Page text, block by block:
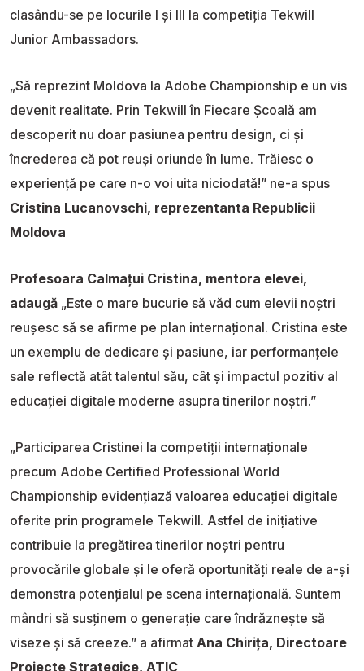
clasându-se pe locurile I și III la competiția Tekwill
Junior Ambassadors.
„Să reprezint Moldova la Adobe Championship e un vis
devenit realitate. Prin Tekwill în Fiecare Școală am
descoperit nu doar pasiunea pentru design, ci și
încrederea că pot reuși oriunde în lume. Trăiesc o
experiență pe care n-o voi uita niciodată!” ne-a spus
Cristina Lucanovschi, reprezentanta Republicii
Moldova
Profesoara Calmațui Cristina, mentora elevei,
adaugă „Este o mare bucurie să văd cum elevii noștri
reușesc să se afirme pe plan internațional. Cristina este
un exemplu de dedicare și pasiune, iar performanțele
sale reflectă atât talentul său, cât și impactul pozitiv al
educației digitale moderne asupra tinerilor noștri.”
„Participarea Cristinei la competiții internaționale
precum Adobe Certified Professional World
Championship evidențiază valoarea educației digitale
oferite prin programele Tekwill. Astfel de inițiative
contribuie la pregătirea tinerilor noștri pentru
provocările globale și le oferă oportunități reale de a-și
demonstra potențialul pe scena internațională. Suntem
mândri să susținem o generație care îndrăznește să
viseze și să creeze.” a afirmat Ana Chirița, Directoare
Proiecte Strategice, ATIC